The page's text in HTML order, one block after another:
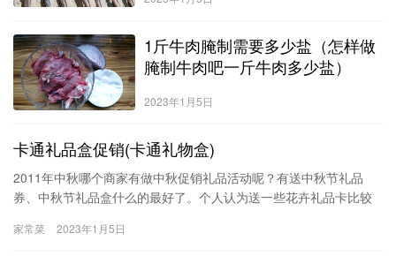
1斤牛肉腌制需要多少盐（怎样做
腌制牛肉吧一斤牛肉多少盐）
2023年1月5日
卡通礼品盒促销(卡通礼物盒)
2011年中秋哪个商家有做中秋促销礼品活动呢？有送中秋节礼品
券、中秋节礼品盒什么的最好了。个人认为送一些花卉礼品卡比较
净化空气杂志，缓解压力，我们公司
家常菜 2023年1月5日